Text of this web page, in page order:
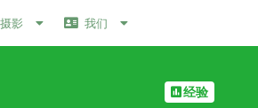
摄影 我们
经验